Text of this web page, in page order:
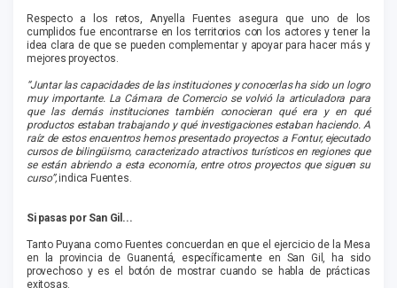
Respecto a los retos, Anyella Fuentes asegura que uno de los
cumplidos fue encontrarse en los territorios con los actores y tener la
idea clara de que se pueden complementar y apoyar para hacer más y
mejores proyectos.
“Juntar las capacidades de las instituciones y conocerlas ha sido un logro
muy importante. La Cámara de Comercio se volvió la articuladora para
que las demás instituciones también conocieran qué era y en qué
productos estaban trabajando y qué investigaciones estaban haciendo. A
raíz de estos encuentros hemos presentado proyectos a Fontur, ejecutado
cursos de bilingüismo, caracterizado atractivos turísticos en regiones que
se están abriendo a esta economía, entre otros proyectos que siguen su
curso”,indica Fuentes.
Si pasas por San Gil...
Tanto Puyana como Fuentes concuerdan en que el ejercicio de la Mesa
en la provincia de Guanentá, específicamente en San Gil, ha sido
provechoso y es el botón de mostrar cuando se habla de prácticas
exitosas.